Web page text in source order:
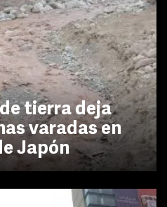
tierra deja
varadas en
Japón